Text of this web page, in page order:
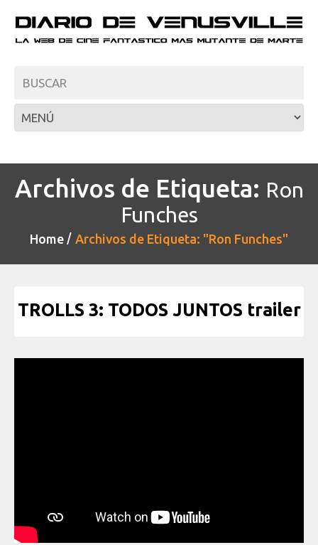
Archivos de Etiqueta: Ron
Funches
Home Archivos de Etiqueta: "Ron Funches"
TROLLS 3: TODOS JUNTOS trailer